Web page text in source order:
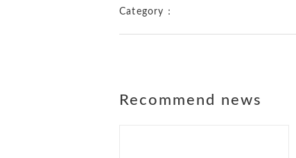
Category：
Recommend news